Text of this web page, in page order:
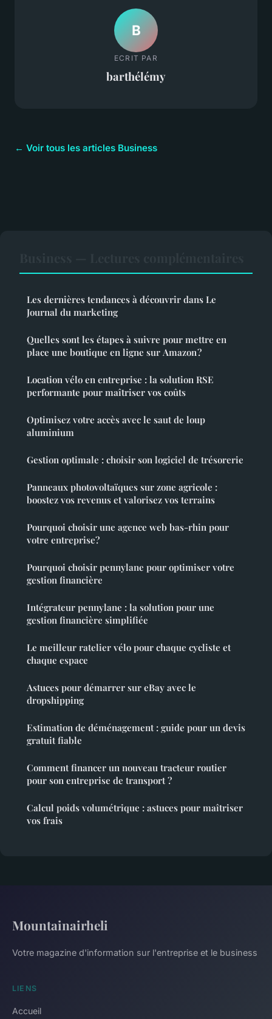
B
ECRIT PAR
barthélémy
← Voir tous les articles Business
Les dernières tendances à découvrir dans Le
Journal du marketing
Quelles sont les étapes à suivre pour mettre en
place une boutique en ligne sur Amazon ?
Location vélo en entreprise : la solution RSE
performante pour maîtriser vos coûts
Optimisez votre accès avec le saut de loup
aluminium
Gestion optimale : choisir son logiciel de trésorerie
Panneaux photovoltaïques sur zone agricole :
boostez vos revenus et valorisez vos terrains
Pourquoi choisir une agence web bas-rhin pour
votre entreprise?
Pourquoi choisir pennylane pour optimiser votre
gestion financière
Intégrateur pennylane : la solution pour une
gestion financière simplifiée
Le meilleur ratelier vélo pour chaque cycliste et
chaque espace
Astuces pour démarrer sur eBay avec le
dropshipping
Estimation de déménagement : guide pour un devis
gratuit fiable
Comment financer un nouveau tracteur routier
pour son entreprise de transport ?
Calcul poids volumétrique : astuces pour maîtriser
vos frais
Mountainairheli
Votre magazine d'information sur l'entreprise et le business
LIENS
Accueil